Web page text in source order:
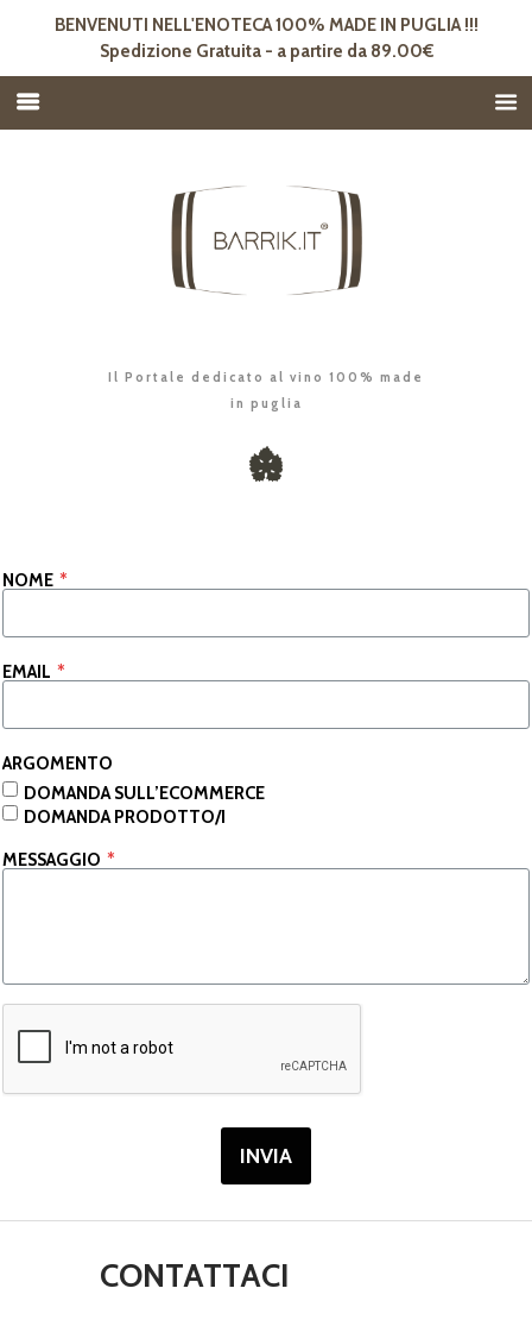
BENVENUTI NELL'ENOTECA 100% MADE IN PUGLIA !!!
Spedizione Gratuita - a partire da 89.00€
Il Portale dedicato al vino 100% made
in puglia
NOME *
EMAIL *
ARGOMENTO
DOMANDA SULL’ECOMMERCE
DOMANDA PRODOTTO/I
MESSAGGIO *
INVIA
CONTATTACI